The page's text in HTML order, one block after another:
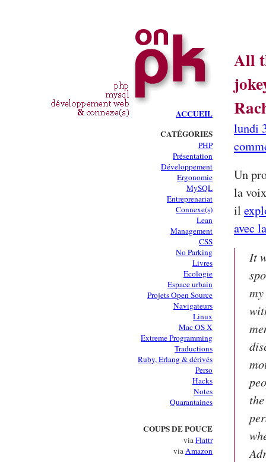
ACCUEIL
CATÉGORIES
PHP
Présentation
Développement
Ergonomie
MySQL
Entreprenariat
Connexe(s)
Lean
Management
CSS
No Parking
Livres
Ecologie
Espace urbain
Projets Open Source
Navigateurs
Linux
Mac OS X
Extreme Programming
Traductions
Ruby, Erlang & dérivés
Perso
Hacks
Notes
Quarantaines
COUPS DE POUCE
viaFlattr
viaAmazon
All
lundi
Un
la
il
avec
It